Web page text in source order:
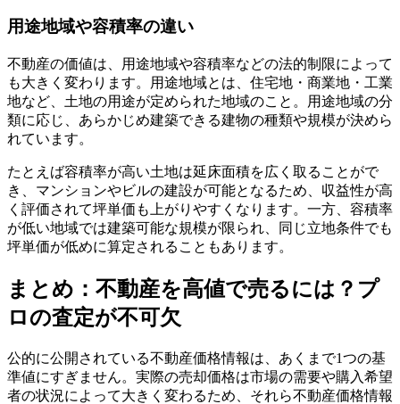
用途地域や容積率の違い
不動産の価値は、用途地域や容積率などの法的制限によって
も大きく変わります。用途地域とは、住宅地・商業地・工業
地など、土地の用途が定められた地域のこと。用途地域の分
類に応じ、あらかじめ建築できる建物の種類や規模が決めら
れています。
たとえば容積率が高い土地は延床面積を広く取ることがで
き、マンションやビルの建設が可能となるため、収益性が高
く評価されて坪単価も上がりやすくなります。一方、容積率
が低い地域では建築可能な規模が限られ、同じ立地条件でも
坪単価が低めに算定されることもあります。
まとめ：不動産を高値で売るには？プ
ロの査定が不可欠
公的に公開されている不動産価格情報は、あくまで1つの基
準値にすぎません。実際の売却価格は市場の需要や購入希望
者の状況によって大きく変わるため、それら不動産価格情報